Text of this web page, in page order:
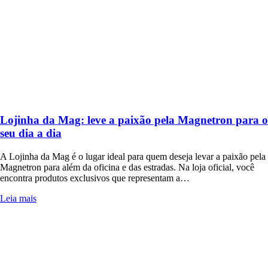
Lojinha da Mag: leve a paixão pela Magnetron para o
seu dia a dia
A Lojinha da Mag é o lugar ideal para quem deseja levar a paixão pela
Magnetron para além da oficina e das estradas. Na loja oficial, você
encontra produtos exclusivos que representam a…
Leia mais